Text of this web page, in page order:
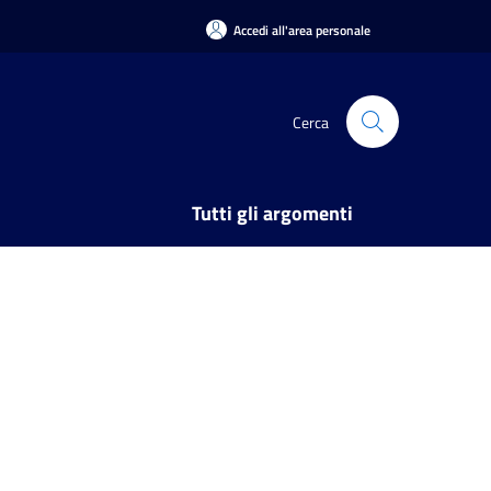
Accedi all'area personale
Cerca
Tutti gli argomenti